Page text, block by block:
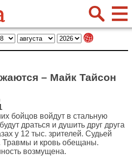
– Майк Тайсон
бойцов войдут в стальную
драться и душить друг друга
у 12 тыс. зрителей. Судьей
Травмы и кровь обещаны.
возмущена.